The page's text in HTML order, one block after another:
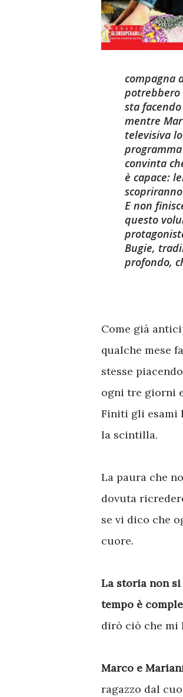
compagna
potrebbero
sta
mentre
televisiva
convinta
è capace:
E non
questo
Bugie,
profondo,
Come già
qualche mese
stesse
ogni tre giorni
Finiti gli esami
la scintilla.
La paura che
dovuta
se vi dico che
cuore.
La storia non
tempo è
dirò ciò che mi
Marco e
ragazzo dal